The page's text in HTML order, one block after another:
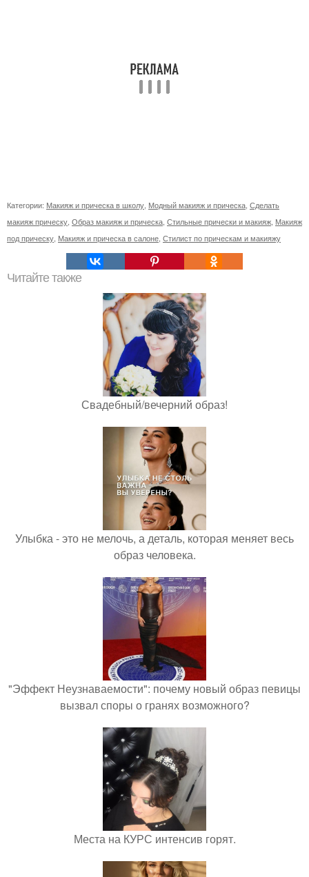
Категории: Макияж и прическа в школу Модный макияж и прическа Сделать
макияж прическу Образ макияж и прическа Стильные прически и макияж Макияж
под прическу Макияж и прическа в салоне Стилист по прическам и макияжу
Читайте также
Свадебный/вечерний образ!
Улыбка - это не мелочь, а деталь, которая меняет весь
образ человека.
"Эффект Неузнаваемости": почему новый образ певицы
вызвал споры о гранях возможного?
Места на КУРС интенсив горят.